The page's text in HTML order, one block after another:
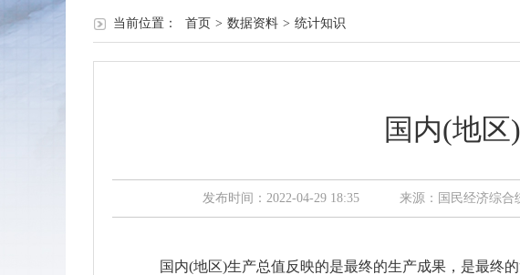
当前位置： 首页 > 数据资料 > 统计知识
国内(地
发布时间：2022-04-29 18:35 来源：国民经济综合
国内(地区)生产总值反映的是最终的生产成果，是最终